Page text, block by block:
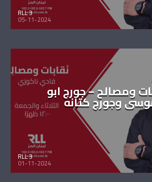
RLL 3
05-11-2024
ومصالح – جورج ابو
وجورج كتانه
RLL 3
01-11-2024